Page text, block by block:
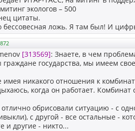
экологов – 500
цитаты.
бессовесная ложь. Я там был! И
[313569]: Знаете, в чем
государства, мы имеем
имея никакого отношения к
когда он работает. Комбинат
обрисовали ситуацию - с
с другой - все остальные -
и другие - никто...